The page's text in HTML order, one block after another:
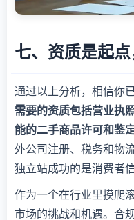
七、资质是起
通过以上分析，相信你
需要的资质包括营业执
能的二手商品许可和鉴
外公司注册、税务和物
独立站成功的是消费者
作为一个在行业里摸爬
市场的挑战和机遇。合